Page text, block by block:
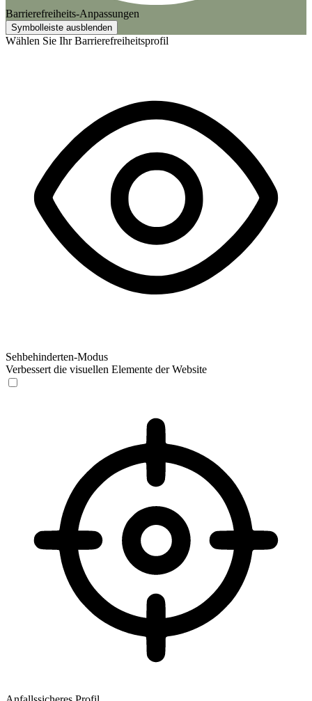
Barrierefreiheits-Anpassungen
Symbolleiste ausblenden
Wählen Sie Ihr Barrierefreiheitsprofil
Sehbehinderten-Modus
Verbessert die visuellen Elemente der Website